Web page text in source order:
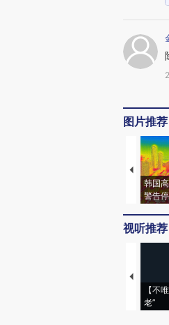
图片推荐
韩国
警告
视听推荐
【不
老”